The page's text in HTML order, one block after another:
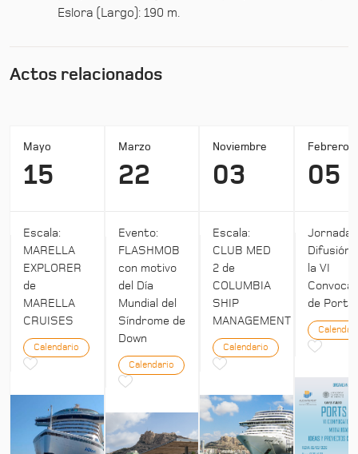
Eslora (Largo): 190 m.
Actos relacionados
Mayo
15
Escala:
MARELLA
EXPLORER
de
MARELLA
CRUISES
Calendario
Marzo
22
Evento:
FLASHMOB
con motivo
del Día
Mundial del
Síndrome de
Down
Calendario
Noviembre
03
Escala:
CLUB MED
2 de
COLUMBIA
SHIP
MANAGEMENT
Calendario
Febrero
05
Jornada:
Difusión
la VI
de Ports